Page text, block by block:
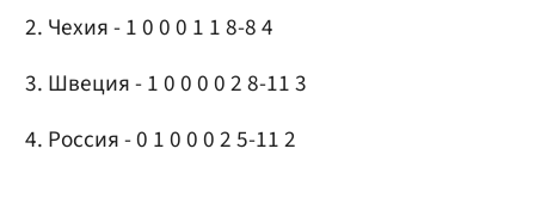
Чехия - 1 0 0 0 1 1 8-8 4
Швеция - 1 0 0 0 0 2 8-11 3
Россия - 0 1 0 0 0 2 5-11 2